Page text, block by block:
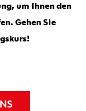
um Ihnen den
Gehen Sie